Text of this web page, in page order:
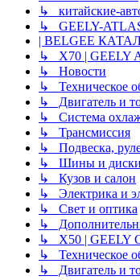
↳ китайские-
↳ GEELY-
| BELGEE
↳ X70 | GEELY
↳ Новости
↳ Техническое
↳ Двигатель и
↳ Система
↳ Трансмиссия
↳ Подвеска,
↳ Шины и диски
↳ Кузов и салон
↳ Электрика и
↳ Свет и оптика
↳
↳ X50 | GEELY
↳ Техническое
↳ Двигатель и